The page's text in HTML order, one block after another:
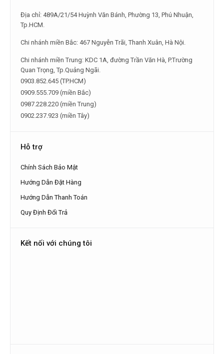
Địa chỉ: 489A/21/54 Huỳnh Văn Bánh, Phường 13, Phú Nhuận,
Tp.HCM.
Chi nhánh miền Bắc: 467 Nguyễn Trãi, Thanh Xuân, Hà Nội.
Chi nhánh miền Trung: KDC 1A, đường Trần Văn Hà, P.Trường
Quan Trọng, Tp.Quảng Ngãi.
0903.852.645 (TP.HCM)
0909.555.709 (miền Bắc)
0987.228.220 (miền Trung)
0902.237.923 (miền Tây)
Hỗ trợ
Chính Sách Bảo Mật
Hướng Dẫn Đặt Hàng
Hướng Dẫn Thanh Toán
Quy Định Đổi Trả
Kết nối với chúng tôi